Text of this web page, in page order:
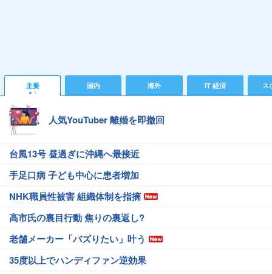
主要 国内 海外 IT 経済 ス
人気YouTuber 離婚を即撤回
台風13号 昼過ぎに沖縄へ最接近
手足口病 子ども中心に患者増加
NHK職員性被害 組織体制を指摘
高市氏の裏目行動 焦りの裏返し?
老舗メーカー「バズりたい」叶う
35度以上でハンディファン逆効果